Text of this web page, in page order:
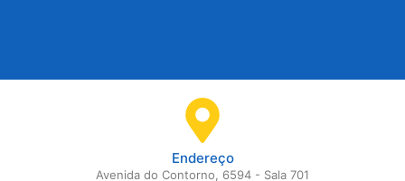
Endereço
Avenida do Contorno, 6594 - Sala 701